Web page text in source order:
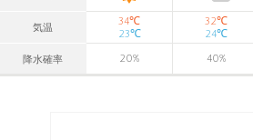
気温
34℃
23℃
32℃
24℃
降水確率 20% 40%